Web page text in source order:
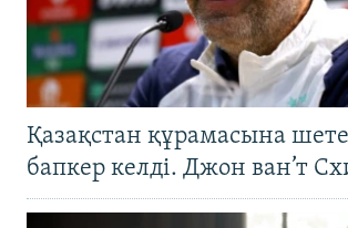
Қазақстан құрамасына
бапкер келді. Джон ван’т